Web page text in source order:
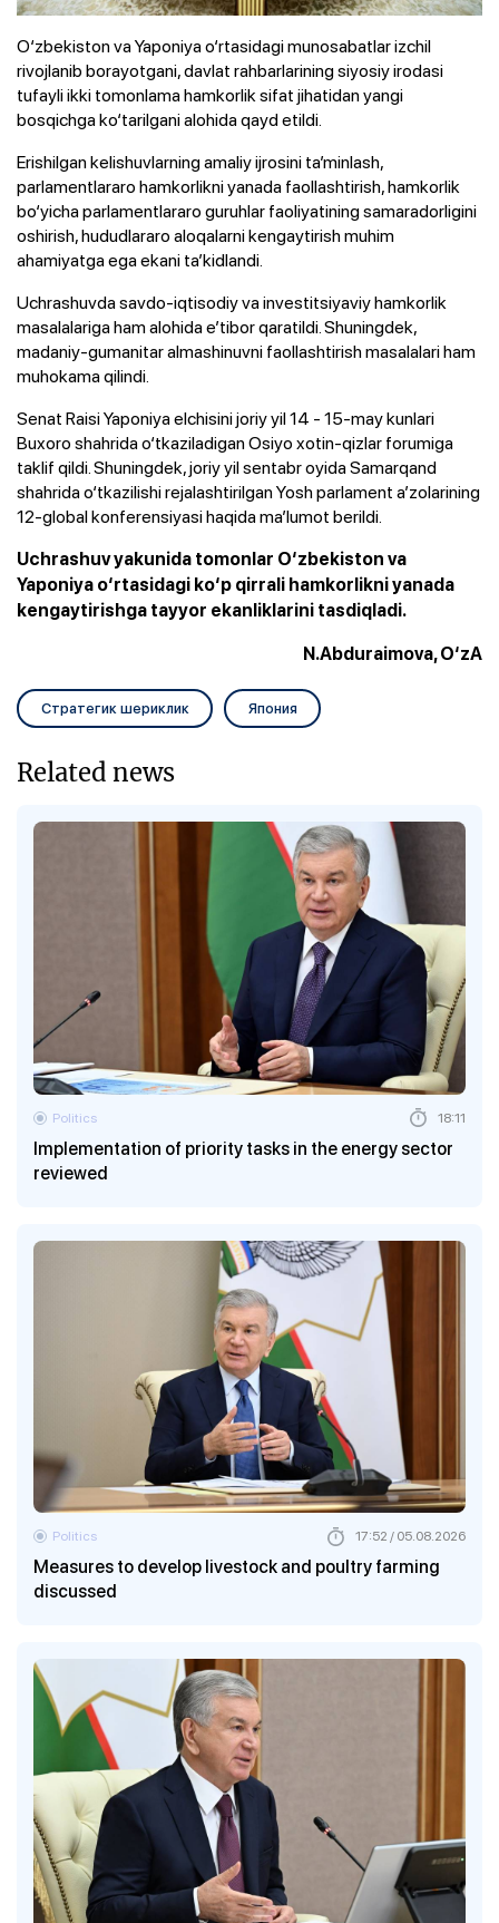
O‘zbekiston va Yaponiya o‘rtasidagi munosabatlar izchil
rivojlanib borayotgani, davlat rahbarlarining siyosiy irodasi
tufayli ikki tomonlama hamkorlik sifat jihatidan yangi
bosqichga ko‘tarilgani alohida qayd etildi.
Erishilgan kelishuvlarning amaliy ijrosini ta’minlash,
parlamentlararo hamkorlikni yanada faollashtirish, hamkorlik
bo‘yicha parlamentlararo guruhlar faoliyatining samaradorligini
oshirish, hududlararo aloqalarni kengaytirish muhim
ahamiyatga ega ekani ta’kidlandi.
Uchrashuvda savdo-iqtisodiy va investitsiyaviy hamkorlik
masalalariga ham alohida e’tibor qaratildi. Shuningdek,
madaniy-gumanitar almashinuvni faollashtirish masalalari ham
muhokama qilindi.
Senat Raisi Yaponiya elchisini joriy yil 14 - 15-may kunlari
Buxoro shahrida o‘tkaziladigan Osiyo xotin-qizlar forumiga
taklif qildi. Shuningdek, joriy yil sentabr oyida Samarqand
shahrida o‘tkazilishi rejalashtirilgan Yosh parlament a’zolarining
12-global konferensiyasi haqida ma’lumot berildi.
Uchrashuv yakunida tomonlar O‘zbekiston va
Yaponiya o‘rtasidagi ko‘p qirrali hamkorlikni yanada
kengaytirishga tayyor ekanliklarini tasdiqladi.
N.Abduraimova, O‘zA
Стратегик шериклик Япония
Related news
Implementation of priority tasks in the energy sector
reviewed
Politics 18:11
Measures to develop livestock and poultry farming
discussed
Politics 17:52 / 05.08.2026